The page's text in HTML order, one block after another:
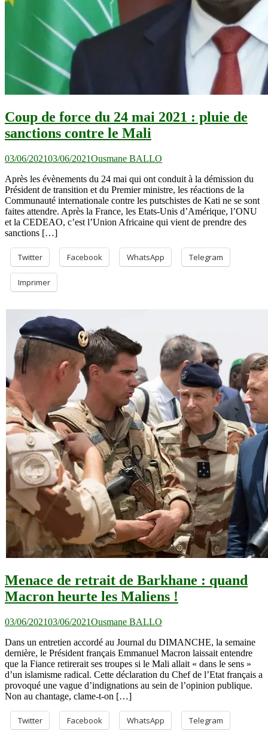
Coup de force du 24 mai 2021 : pluie de
sanctions contre le Mali
03/06/202103/06/2021Ousmane BALLO
Après les évènements du 24 mai qui ont conduit à la démission du
Président de transition et du Premier ministre, les réactions de la
Communauté internationale contre les putschistes de Kati ne se sont
faites attendre. Après la France, les Etats-Unis d’Amérique, l’ONU
et la CEDEAO, c’est l’Union Africaine qui vient de prendre des
sanctions […]
Twitter Facebook WhatsApp Telegram
Imprimer
Menace de retrait de Barkhane : quand
Macron heurte les Maliens !
03/06/202103/06/2021Ousmane BALLO
Dans un entretien accordé au Journal du DIMANCHE, la semaine
dernière, le Président français Emmanuel Macron laissait entendre
que la Fiance retirerait ses troupes si le Mali allait « dans le sens »
d’un islamisme radical. Cette déclaration du Chef de l’Etat français a
provoqué une vague d’indignations au sein de l’opinion publique.
Non au chantage, clame-t-on […]
Twitter Facebook WhatsApp Telegram